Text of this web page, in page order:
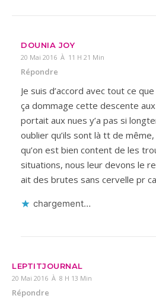
DOUNIA JOY
20 Mai 2016 À 11 H 21 Min
Répondre
Je suis d’accord avec tout ce
ça dommage cette descente
portait aux nues y’a pas si
oublier qu’ils sont là tt de même,
qu’on est bien content de les
situations, nous leur devons le
ait des brutes sans cervelle pr
chargement…
LEPTITJOURNAL
20 Mai 2016 À 8 H 13 Min
Répondre